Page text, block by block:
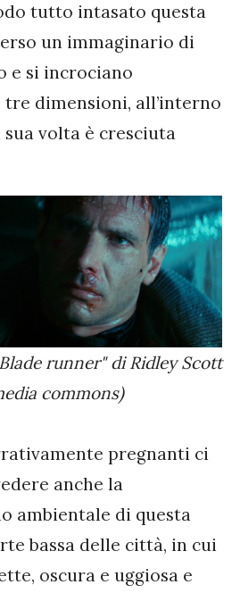
tutto intasato questa
un immaginario di
e si incrociano
dimensioni, all’interno
volta è cresciuta
runner" di Ridley Scott
commons)
pregnanti ci
anche la
ambientale di questa
bassa delle città, in cui
oscura e uggiosa e